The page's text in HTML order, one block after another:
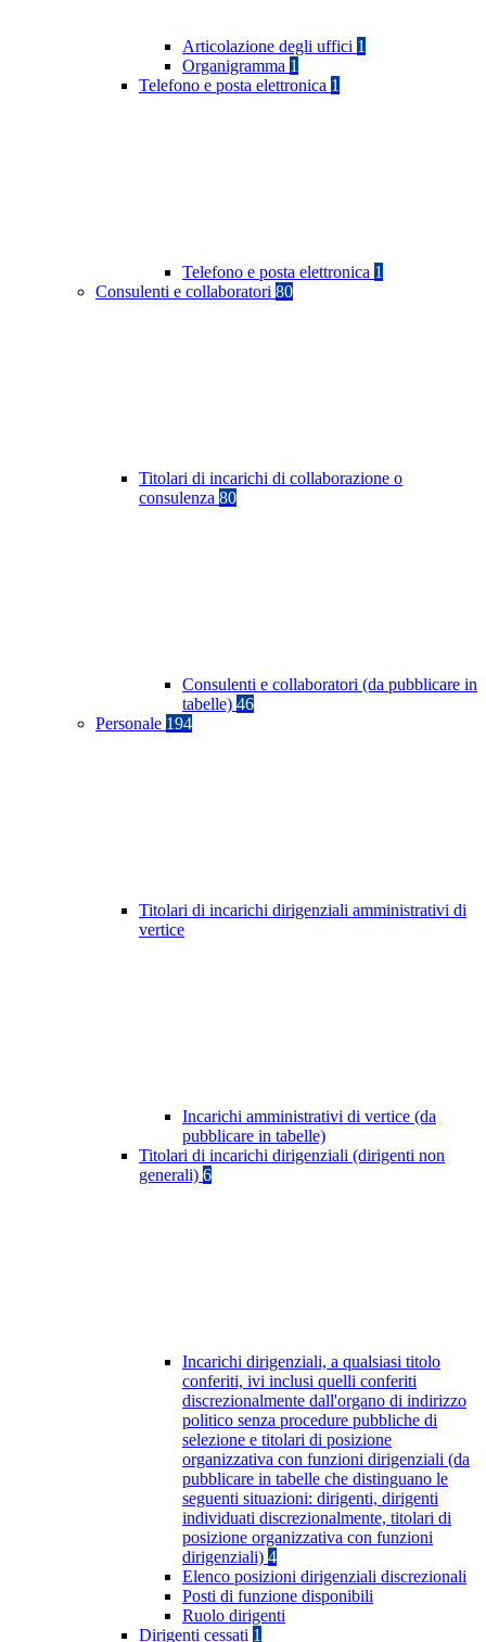
Articolazione degli uffici 1
Organigramma 1
Telefono e posta elettronica 1
Telefono e posta elettronica 1
Consulenti e collaboratori 80
Titolari di incarichi di collaborazione o
consulenza 80
Consulenti e collaboratori (da pubblicare in
tabelle) 46
Personale 194
Titolari di incarichi dirigenziali amministrativi di
vertice
Incarichi amministrativi di vertice (da
pubblicare in tabelle)
Titolari di incarichi dirigenziali (dirigenti non
generali) 6
Incarichi dirigenziali, a qualsiasi titolo
conferiti, ivi inclusi quelli conferiti
discrezionalmente dall'organo di indirizzo
politico senza procedure pubbliche di
selezione e titolari di posizione
organizzativa con funzioni dirigenziali (da
pubblicare in tabelle che distinguano le
seguenti situazioni: dirigenti, dirigenti
individuati discrezionalmente, titolari di
posizione organizzativa con funzioni
dirigenziali) 4
Elenco posizioni dirigenziali discrezionali
Posti di funzione disponibili
Ruolo dirigenti
Dirigenti cessati 1